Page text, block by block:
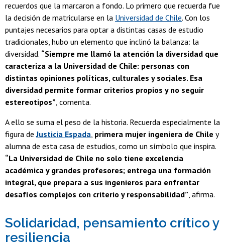
recuerdos que la marcaron a fondo. Lo primero que recuerda fue
la decisión de matricularse en la Universidad de Chile. Con los
puntajes necesarios para optar a distintas casas de estudio
tradicionales, hubo un elemento que inclinó la balanza: la
diversidad. “Siempre me llamó la atención la diversidad que
caracteriza a la Universidad de Chile: personas con
distintas opiniones políticas, culturales y sociales. Esa
diversidad permite formar criterios propios y no seguir
estereotipos”, comenta.
A ello se suma el peso de la historia. Recuerda especialmente la
figura deJusticia Espada, primera mujer ingeniera de Chile y
alumna de esta casa de estudios, como un símbolo que inspira.
“La Universidad de Chile no solo tiene excelencia
académica y grandes profesores; entrega una formación
integral, que prepara a sus ingenieros para enfrentar
desafíos complejos con criterio y responsabilidad”, afirma.
Solidaridad, pensamiento crítico y
resiliencia